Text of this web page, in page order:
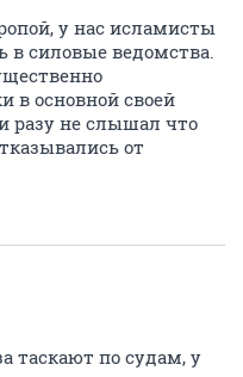
у нас исламисты
в силовые ведомства.
в основной своей
разу не слышал что
от
таскают по судам, у